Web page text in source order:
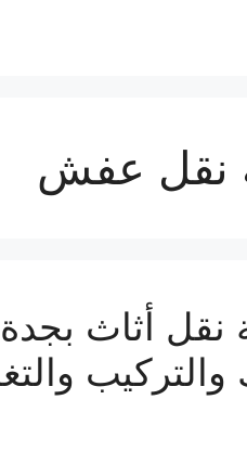
نقل عفش
أثاث